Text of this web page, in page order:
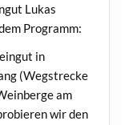
Lukas
Programm:
in
(Wegstrecke
am
wir den